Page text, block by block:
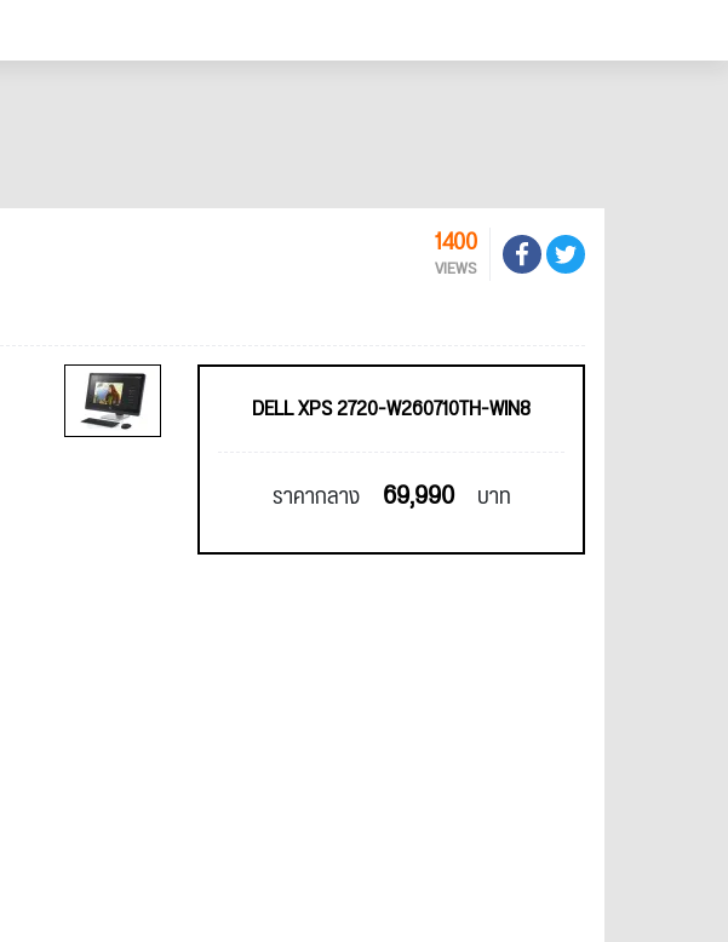
1400
VIEWS
DELL XPS 2720-W260710TH-WIN8
ราคากลาง 69,990 บาท